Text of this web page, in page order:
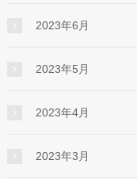
2023年6月
2023年5月
2023年4月
2023年3月